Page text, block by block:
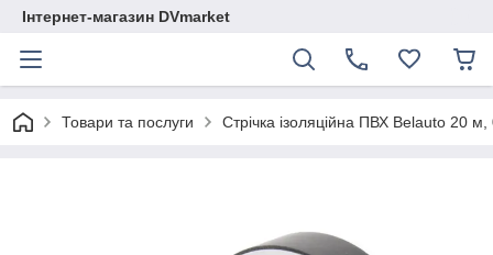
Інтернет-магазин DVmarket
Товари та послуги Стрічка ізоляційна ПВХ Belauto 20